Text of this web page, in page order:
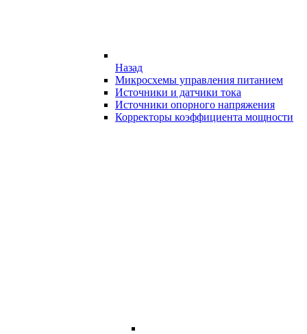
Назад
Микросхемы управления питанием
Источники и датчики тока
Источники опорного напряжения
Корректоры коэффициента мощности